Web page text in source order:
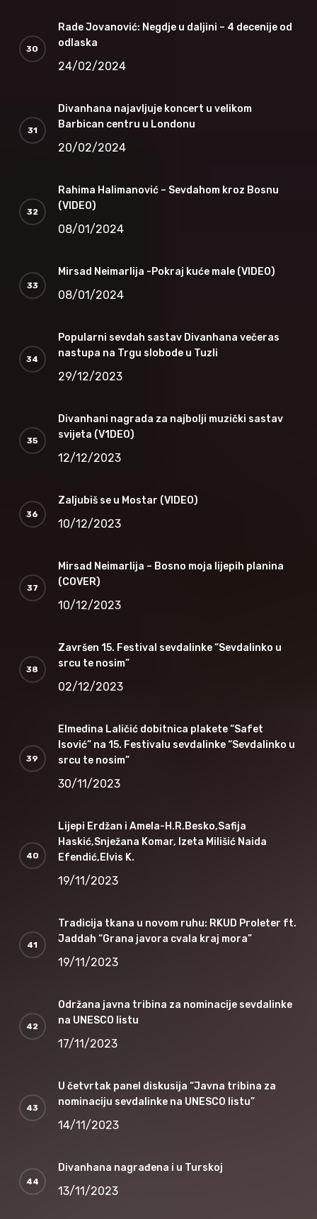
Rade Jovanović: Negdje u daljini – 4 decenije od
odlaska
24/02/2024
Divanhana najavljuje koncert u velikom
Barbican centru u Londonu
20/02/2024
Rahima Halimanović – Sevdahom kroz Bosnu
(VIDEO)
08/01/2024
Mirsad Neimarlija -Pokraj kuće male (VIDEO)
08/01/2024
Popularni sevdah sastav Divanhana večeras
nastupa na Trgu slobode u Tuzli
29/12/2023
Divanhani nagrada za najbolji muzički sastav
svijeta (V1DEO)
12/12/2023
Zaljubiš se u Mostar (VIDEO)
10/12/2023
Mirsad Neimarlija – Bosno moja lijepih planina
(COVER)
10/12/2023
Završen 15. Festival sevdalinke “Sevdalinko u
srcu te nosim”
02/12/2023
Elmedina Laličić dobitnica plakete “Safet
Isović” na 15. Festivalu sevdalinke “Sevdalinko u
srcu te nosim”
30/11/2023
Lijepi Erdžan i Amela-H.R.Besko,Safija
Haskić,Snježana Komar, Izeta Milišić Naida
Efendić,Elvis K.
19/11/2023
Tradicija tkana u novom ruhu: RKUD Proleter ft.
Jaddah “Grana javora cvala kraj mora”
19/11/2023
Održana javna tribina za nominacije sevdalinke
na UNESCO listu
17/11/2023
U četvrtak panel diskusija “Javna tribina za
nominaciju sevdalinke na UNESCO listu”
14/11/2023
Divanhana nagrađena i u Turskoj
13/11/2023